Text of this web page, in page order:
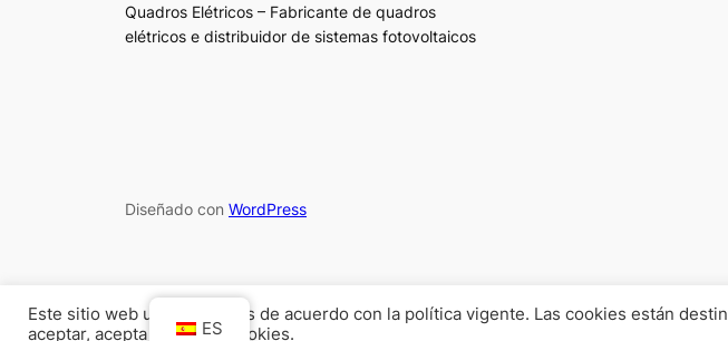
Quadros Elétricos – Fabricante de quadros
elétricos e distribuidor de sistemas fotovoltaicos
Diseñado con WordPress
Este sitio web utiliza cookies de acuerdo con la política vigente. Las cookies están
aceptar, acepta el uso de cookies.
ES